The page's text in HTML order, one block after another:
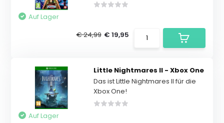
Auf Lager
€ 24,99 € 19,95
Little Nightmares II - Xbox One
Das ist Little Nightmares II für die
Xbox One!
Auf Lager